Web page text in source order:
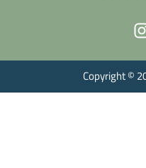
Copyright ©